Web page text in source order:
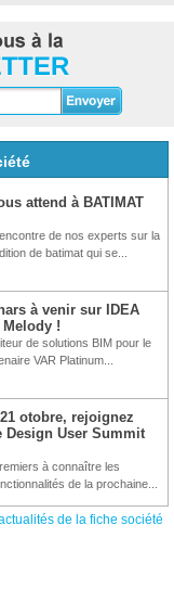
attend à BATIMAT
de nos experts sur la
de batimat qui se...
à venir sur IDEA
!
de solutions BIM pour le
VAR Platinum...
otobre, rejoignez
Design User Summit
à connaître les
de la prochaine...
de la fiche société